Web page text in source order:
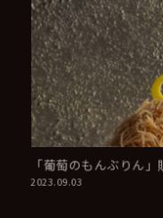
「葡萄のもんぶりん
2023.09.03